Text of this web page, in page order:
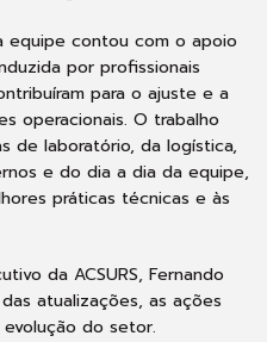
equipe contou com o apoio
por profissionais
para o ajuste e a
operacionais. O trabalho
de laboratório, da logística,
e do dia a dia da equipe,
práticas técnicas e às
da ACSURS, Fernando
atualizações, as ações
do setor.